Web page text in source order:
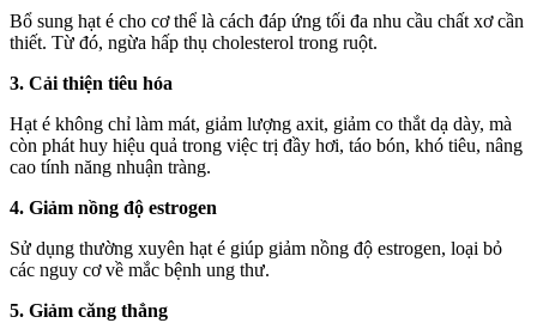
Bổ sung hạt é cho cơ thể là cách đáp ứng tối đa nhu cầu chất xơ cần
thiết. Từ đó, ngừa hấp thụ cholesterol trong ruột.
3. Cải thiện tiêu hóa
Hạt é không chỉ làm mát, giảm lượng axit, giảm co thắt dạ dày, mà
còn phát huy hiệu quả trong việc trị đầy hơi, táo bón, khó tiêu, nâng
cao tính năng nhuận tràng.
4. Giảm nồng độ estrogen
Sử dụng thường xuyên hạt é giúp giảm nồng độ estrogen, loại bỏ
các nguy cơ về mắc bệnh ung thư.
5. Giảm căng thẳng